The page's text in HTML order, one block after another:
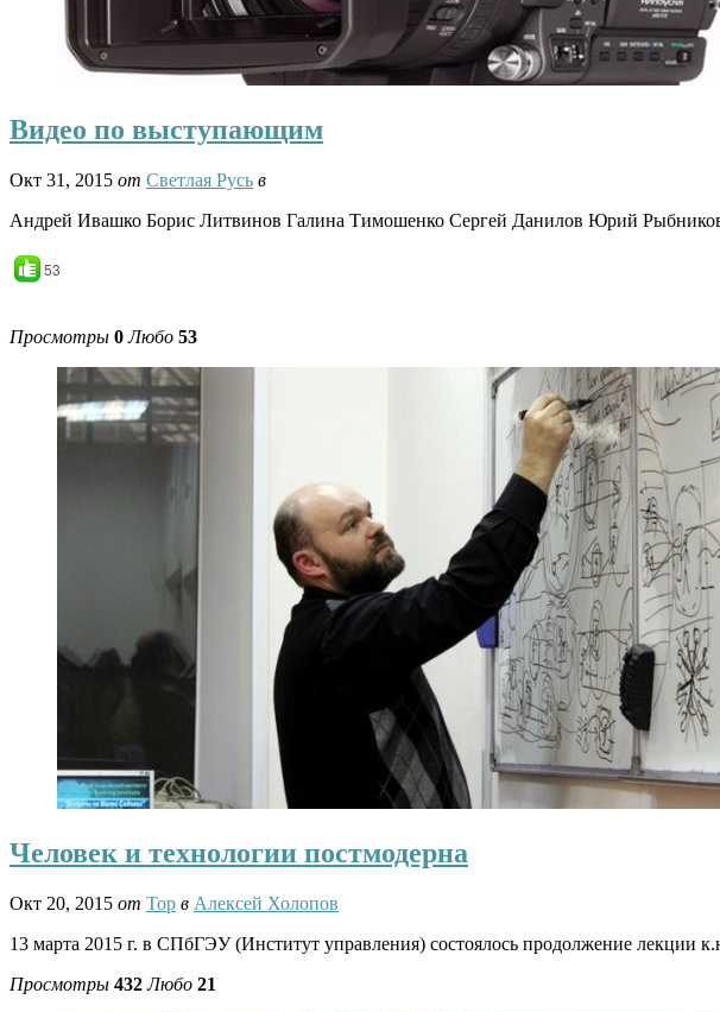
Видео по выступающим
Окт 31, 2015 от Светлая Русь в
Андрей Ивашко Борис Литвинов Галина Тимошенко Сергей Данилов Юрий
53
Просмотры 0 Любо 53
Человек и технологии постмодерна
Окт 20, 2015 от Тор в Алексей Холопов
13 марта 2015 г. в СПбГЭУ (Институт управления) состоялось продолжение лекции
Просмотры 432 Любо 21